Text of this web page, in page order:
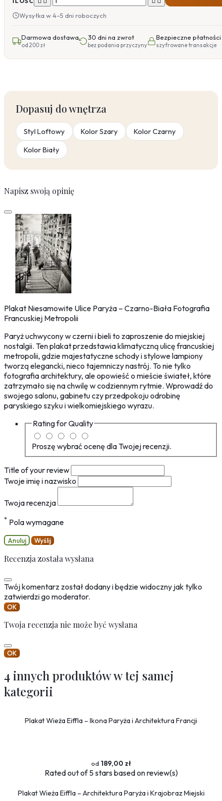
Wysyłka w 4–5 dni roboczych
Darmowa dostawa
od 200 zł
30 dni na zwrot
bez podania przyczyny
Bezpieczne płatności
szyfrowane transakcje
Dopasuj do wnętrza
Styl Loftowy Kolor Szary
Kolor Czarny
Kolor Biały
Napisz swoją opinię
Plakat Niesamowite Ulice Paryża – Czarno-Biała Fotografia
Francuskiej Metropolii
Paryż uchwycony w czerni i bieli to zaproszenie do miejskiej
nostalgii. Ten plakat przedstawia klimatyczną ulicę francuskiej
metropolii, gdzie majestatyczne schody i stylowe lampiony
tworzą elegancki, nieco tajemniczy nastrój. To nie tylko
fotografia architektury, ale opowieść o mieście świateł, które
zatrzymało się na chwilę w codziennym rytmie. Wprowadź do
swojego salonu, gabinetu czy przedpokoju odrobinę
paryskiego szyku i wielkomiejskiego wyrazu.
Rating forQuality
Proszę wybrać ocenę dla Twojej recenzji.
Title of your review
Twoje imię i nazwisko
Twoja recenzja
* Pola wymagane
Anuluj Wyślij
Recenzja została wysłana
Twój komentarz został dodany i będzie widoczny jak tylko
zatwierdzi go moderator.
OK
Twoja recenzja nie może być wysłana
OK
4 innych produktów w tej samej
kategorii
Plakat Wieża Eiffla – Ikona Paryża i Architektura Francji
189,00 zł
Ratedout of 5 stars based onreview(s)
Plakat Wieża Eiffla – Architektura Paryża i Krajobraz Miejski